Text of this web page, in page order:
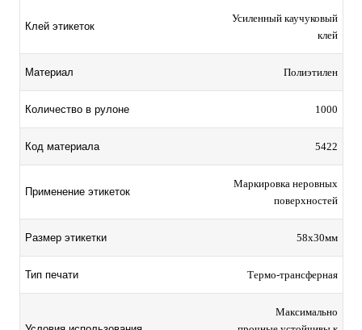
Клей этикеток
Усиленный каучуковый
клей
Материал Полиэтилен
Количество в рулоне 1000
Код материала 5422
Применение этикеток
Маркировка неровных
поверхностей
Размер этикетки 58х30мм
Тип печати Термо-трансферная
Максимально